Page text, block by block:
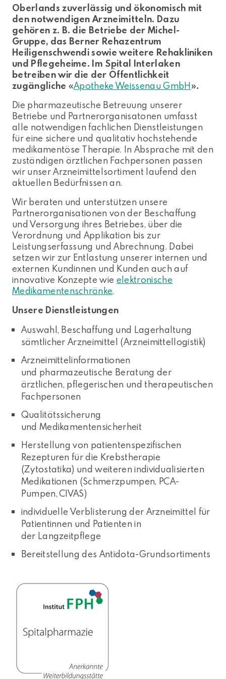
Oberlands zuverlässig und ökonomisch mit
den notwendigen Arzneimitteln. Dazu
gehören z. B. die Betriebe der Michel-
Gruppe, das Berner Rehazentrum
Heiligenschwendi sowie weitere Rehakliniken
und Pflegeheime.​​​​​ Im Spital Interlaken
betreiben wir die der Öffentlichkeit
zugängliche «Apotheke Weissenau GmbH».
Die pharmazeutische Betreuung unserer
Betriebe und Partnerorganisatonen umfasst
alle notwendigen fachlichen Dienstleistungen
für eine sichere und qualitativ hochstehende
medikamentöse Therapie. In Absprache mit den
zuständigen ärztlichen Fachpersonen passen
wir unser Arzneimittelsortiment laufend den
aktuellen Bedürfnissen an.
Wir beraten und unterstützen unsere
Partnerorganisationen von der Beschaffung
und Versorgung ihres Betriebes, über die
Verordnung und Applikation bis zur
Leistungserfassung und Abrechnung. Dabei
setzen wir zur Entlastung unserer internen und
externen Kundinnen und Kunden auch auf
innovative Konzepte wie elektronische
Medikamentenschränke.
Unsere Dienstleistungen
Auswahl, Beschaffung und Lagerhaltung
sämtlicher Arzneimittel (Arzneimittellogistik)
Arzneimittelinformationen
und pharmazeutische Beratung der
ärztlichen, pflegerischen und therapeutischen
Fachpersonen
Qualitätssicherung
und Medikamentensicherheit
Herstellung von patientenspezifischen
Rezepturen für die Krebstherapie
(Zytostatika) und weiteren individualisierten
Medikationen (Schmerzpumpen, PCA-
Pumpen, CIVAS)
individuelle Verblisterung der Arzneimittel für
Patientinnen und Patienten in
der Langzeitpflege
Bereitstellung des Antidota-Grundsortiments